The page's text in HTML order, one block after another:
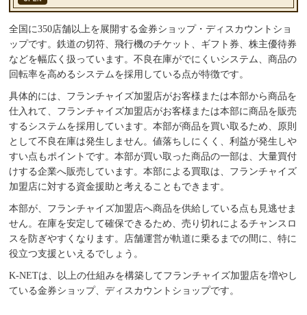
全国に350店舗以上を展開する金券ショップ・ディスカウントショ
ップです。鉄道の切符、飛行機のチケット、ギフト券、株主優待券
などを幅広く扱っています。不良在庫がでにくいシステム、商品の
回転率を高めるシステムを採用している点が特徴です。
具体的には、フランチャイズ加盟店がお客様または本部から商品を
仕入れて、フランチャイズ加盟店がお客様または本部に商品を販売
するシステムを採用しています。本部が商品を買い取るため、原則
として不良在庫は発生しません。値落ちしにくく、利益が発生しや
すい点もポイントです。本部が買い取った商品の一部は、大量買付
けする企業へ販売しています。本部による買取は、フランチャイズ
加盟店に対する資金援助と考えることもできます。
本部が、フランチャイズ加盟店へ商品を供給している点も見逃せま
せん。在庫を安定して確保できるため、売り切れによるチャンスロ
スを防ぎやすくなります。店舗運営が軌道に乗るまでの間に、特に
役立つ支援といえるでしょう。
K-NETは、以上の仕組みを構築してフランチャイズ加盟店を増やし
ている金券ショップ、ディスカウントショップです。